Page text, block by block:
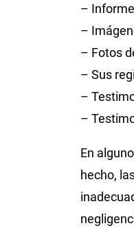
–
–
– Fotos
– Sus
–
–
En
hecho,